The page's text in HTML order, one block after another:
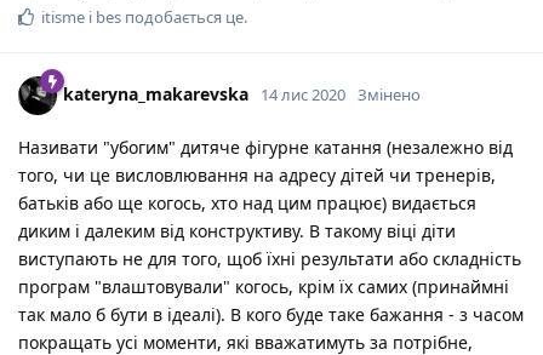
itisme і bes подобається це.
kateryna_makarevska 14 лис 2020 Змінено
Називати "убогим" дитяче фігурне катання (незалежно від
того, чи це висловлювання на адресу дітей чи тренерів,
батьків або ще когось, хто над цим працює) видається
диким і далеким від конструктиву. В такому віці діти
виступають не для того, щоб їхні результати або складність
програм "влаштовували" когось, крім їх самих (принаймні
так мало б бути в ідеалі). В кого буде таке бажання - з часом
покращать усі моменти, які вважатимуть за потрібне,